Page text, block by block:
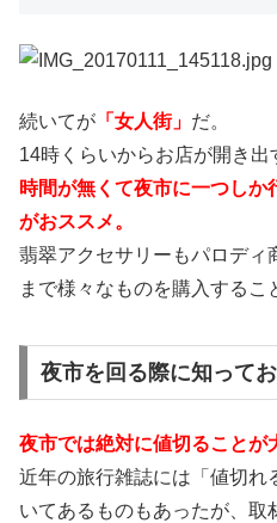
続いてが 「女人街」 だ。
14時くらいからお店が開き出
時間が無くて夜市に一つしか
がおススメ。
翡翠アクセサリーもパロディ
まで様々なものを購入するこ
夜市を回る際に知って
夜市では絶対に値切ることが
近年の旅行雑誌には「値切れ
いてあるものもあったが、取